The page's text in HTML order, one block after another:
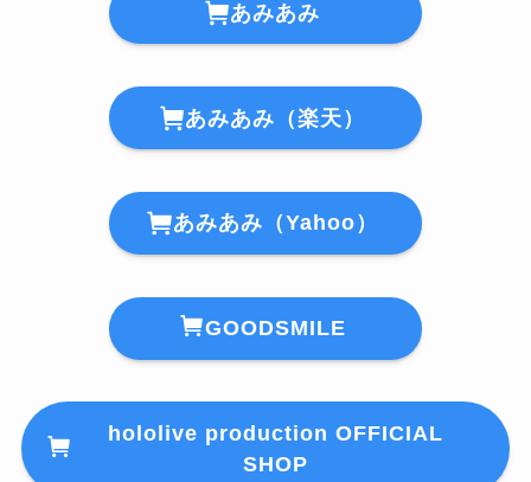
あみあみ
あみあみ（楽天）
あみあみ（Yahoo）
GOODSMILE
hololive production OFFICIAL
SHOP